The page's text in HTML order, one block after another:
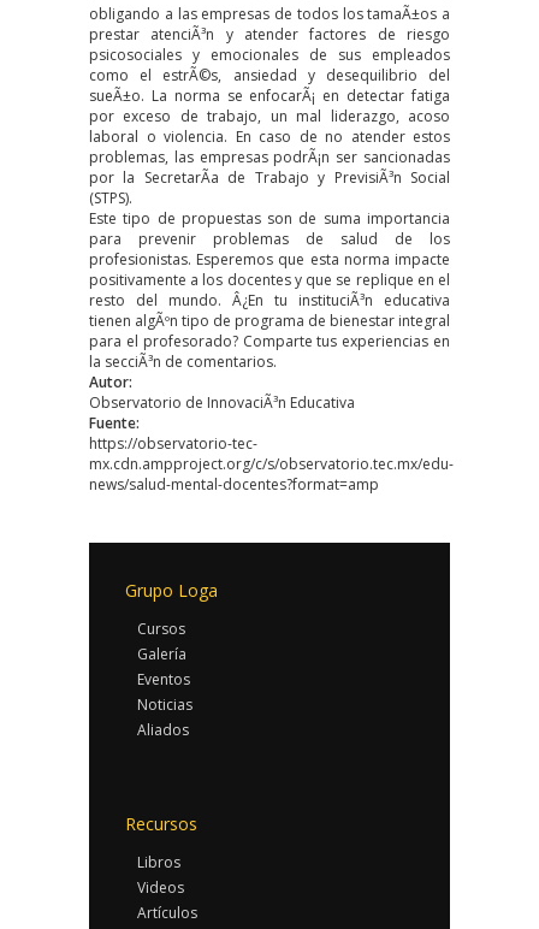
obligando a las empresas de todos los tamaÃ±os a
prestar atenciÃ³n y atender factores de riesgo
psicosociales y emocionales de sus empleados
como el estrÃ©s, ansiedad y desequilibrio del
sueÃ±o. La norma se enfocarÃ¡ en detectar fatiga
por exceso de trabajo, un mal liderazgo, acoso
laboral o violencia. En caso de no atender estos
problemas, las empresas podrÃ¡n ser sancionadas
por la SecretarÃ­a de Trabajo y PrevisiÃ³n Social
(STPS).
Este tipo de propuestas son de suma importancia
para prevenir problemas de salud de los
profesionistas. Esperemos que esta norma impacte
positivamente a los docentes y que se replique en el
resto del mundo. Â¿En tu instituciÃ³n educativa
tienen algÃºn tipo de programa de bienestar integral
para el profesorado? Comparte tus experiencias en
la secciÃ³n de comentarios.
Autor:
Observatorio de InnovaciÃ³n Educativa
Fuente:
https://observatorio-tec-
mx.cdn.ampproject.org/c/s/observatorio.tec.mx/edu-
news/salud-mental-docentes?format=amp
Grupo Loga
Cursos
Galería
Eventos
Noticias
Aliados
Recursos
Libros
Videos
Artículos